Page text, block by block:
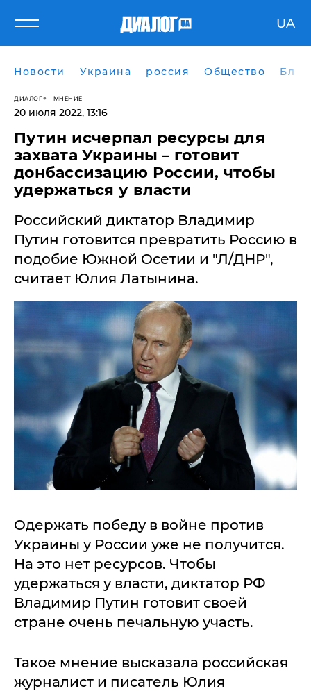
UA
Новости Украина россия Общество
ДИАЛОГ МНЕНИЕ
20 июля 2022, 13:16
​Путин исчерпал ресурсы для
захвата Украины – готовит
донбассизацию России, чтобы
удержаться у власти
Российский диктатор Владимир
Путин готовится превратить Россию в
подобие Южной Осетии и "Л/ДНР",
считает Юлия Латынина.
Одержать победу в войне против
Украины у России уже не получится.
На это нет ресурсов. Чтобы
удержаться у власти, диктатор РФ
Владимир Путин готовит своей
стране очень печальную участь.
Такое мнение высказала российская
журналист и писатель Юлия